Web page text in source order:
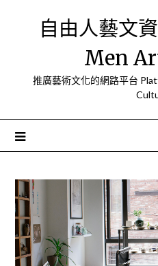
自由人藝文
Men
推廣藝術文化的網路平台